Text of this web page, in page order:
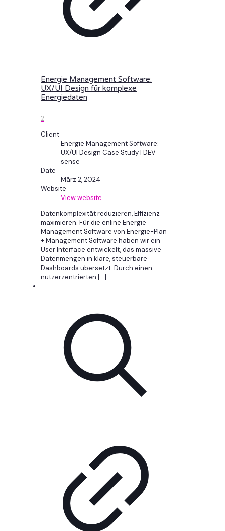
Energie Management Software:
UX/UI Design für komplexe
Energiedaten
2
Client
Energie Management Software:
UX/UI Design Case Study | DEV
sense
Date
März 2, 2024
Website
View website
Datenkomplexität reduzieren, Effizienz
maximieren. Für die enline Energie
Management Software von Energie-Plan
+ Management Software haben wir ein
User Interface entwickelt, das massive
Datenmengen in klare, steuerbare
Dashboards übersetzt. Durch einen
nutzerzentrierten […]